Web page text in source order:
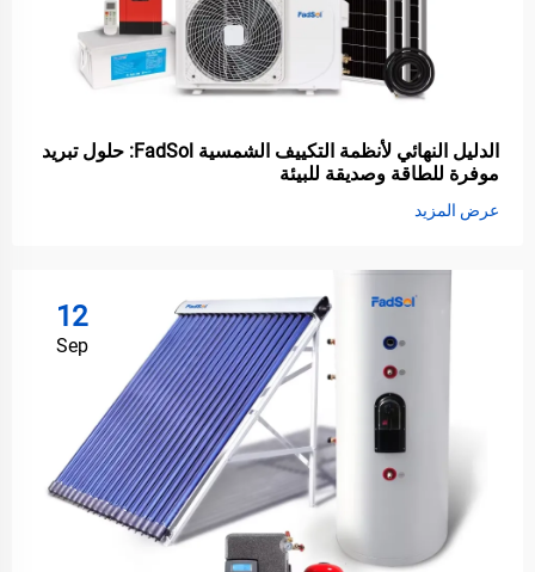
الدليل النهائي لأنظمة التكييف الشمسية FadSol: حلول تبريد
موفرة للطاقة وصديقة للبيئة
عرض المزيد
12
Sep